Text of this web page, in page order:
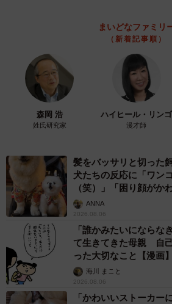
まいどなファミリ
（新着記事順）
森岡 浩
姓氏研究家
ハイヒール・リンゴ
漫才師
髪をバッサリと切った
犬たちの反応に「ワン
（笑）」「困り顔がか
ANNA
2026.08.06
「誰かみたいにならな
て生きてきた母親 自
った大切なこと【漫画】
海川 まこと
2026.08.06
「かわいいストーカー